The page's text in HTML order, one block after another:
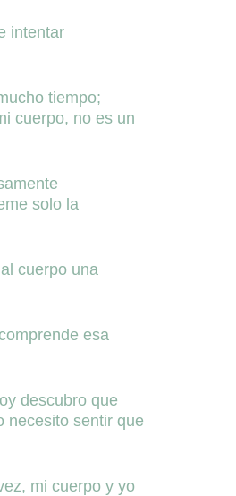
intentar
tiempo;
cuerpo, no es un
solo la
cuerpo una
esa
descubro que
necesito sentir que
mi cuerpo y yo